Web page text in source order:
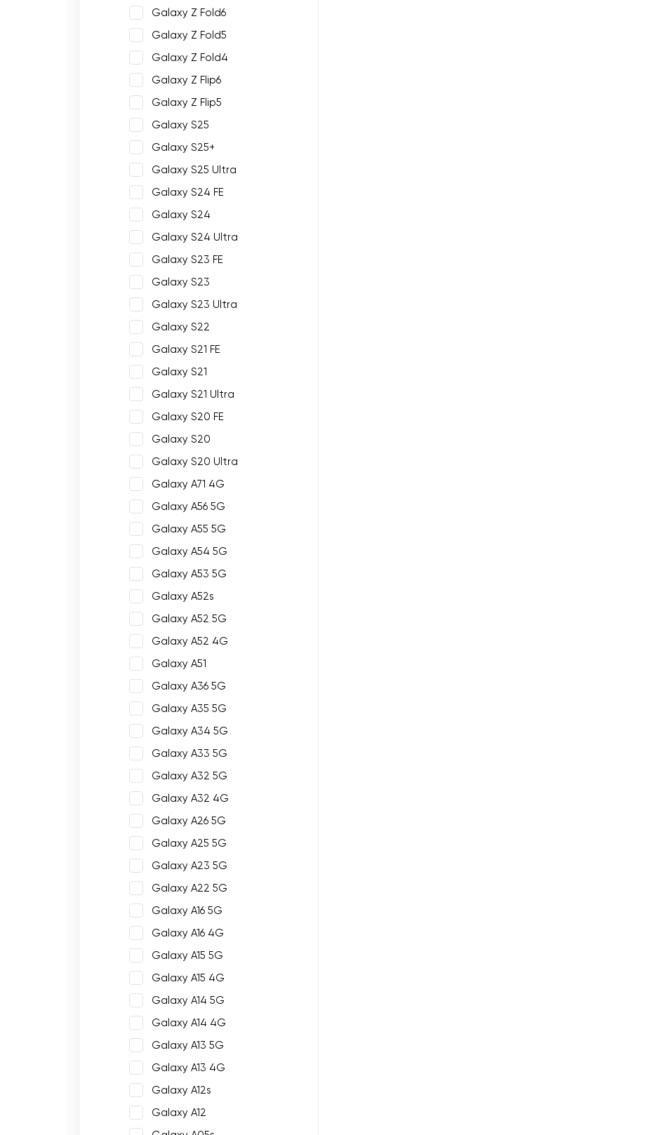
Galaxy Z Fold6
Galaxy Z Fold5
Galaxy Z Fold4
Galaxy Z Flip6
Galaxy Z Flip5
Galaxy S25
Galaxy S25+
Galaxy S25 Ultra
Galaxy S24 FE
Galaxy S24
Galaxy S24 Ultra
Galaxy S23 FE
Galaxy S23
Galaxy S23 Ultra
Galaxy S22
Galaxy S21 FE
Galaxy S21
Galaxy S21 Ultra
Galaxy S20 FE
Galaxy S20
Galaxy S20 Ultra
Galaxy A71 4G
Galaxy A56 5G
Galaxy A55 5G
Galaxy A54 5G
Galaxy A53 5G
Galaxy A52s
Galaxy A52 5G
Galaxy A52 4G
Galaxy A51
Galaxy A36 5G
Galaxy A35 5G
Galaxy A34 5G
Galaxy A33 5G
Galaxy A32 5G
Galaxy A32 4G
Galaxy A26 5G
Galaxy A25 5G
Galaxy A23 5G
Galaxy A22 5G
Galaxy A16 5G
Galaxy A16 4G
Galaxy A15 5G
Galaxy A15 4G
Galaxy A14 5G
Galaxy A14 4G
Galaxy A13 5G
Galaxy A13 4G
Galaxy A12s
Galaxy A12